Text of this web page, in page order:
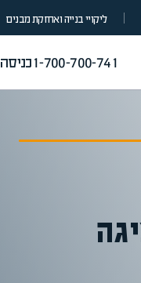
ליקויי בנייה ואחזקת מבנים
1-700-700-741כניסה